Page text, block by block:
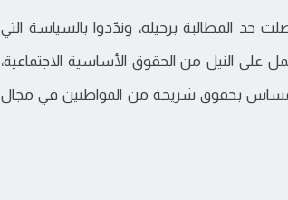
المطالبة برحيله، وندّدوا بالسياسة التي
على النيل من الحقوق الأساسية الاجتماعية،
والمساس بحقوق شريحة من المواطنين في مجال